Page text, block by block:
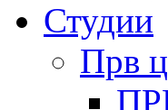
Студии
Прв